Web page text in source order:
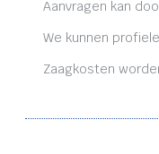
Aanvragen kan
We kunnen
Zaagkosten